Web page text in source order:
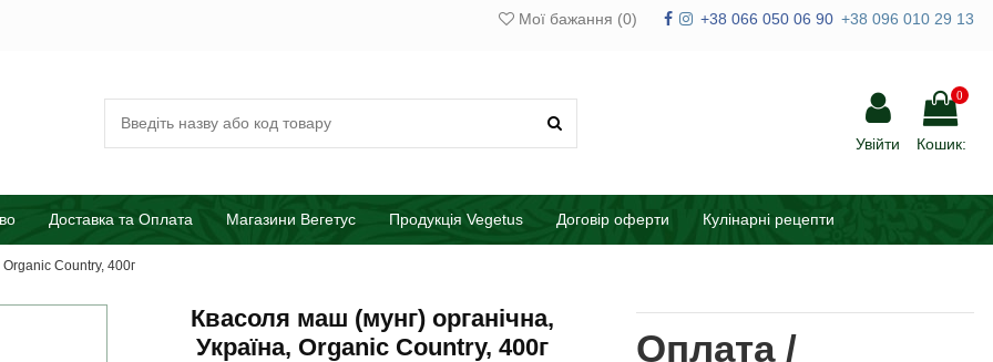
Мої бажання (0) +38 066 050 06 90 +38 096 010 29 13
Увійти
0
Кошик:
Доставка та Оплата Магазини Вегетус Продукція Vegetus Договір оферти Кулінарні рецепти
Country, 400г
Квасоля маш (мунг) органічна,
Україна, Organic Country, 400г
Оплата /